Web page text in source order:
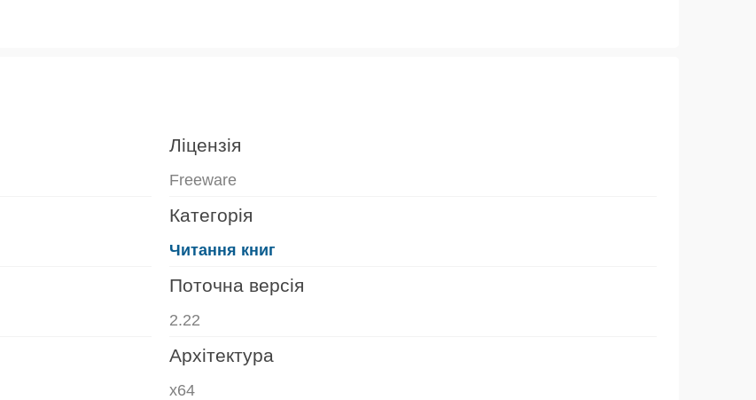
Ліцензія
Freeware
Категорія
Читання книг
Поточна версія
2.22
Архітектура
x64